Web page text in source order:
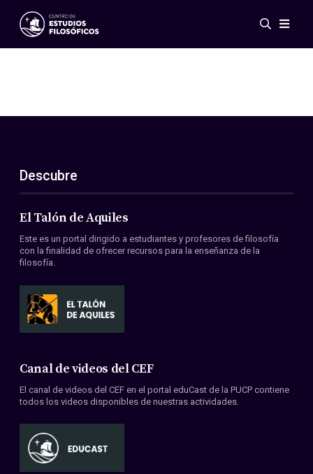
Eventos
ES
EN
Acerca de nosotros
Miembros
Convenios
Descubre
El Talón de Aquiles
Este es un portal dirigido a estudiantes y profesores de filosofía
con la finalidad de ofrecer recursos para la enseñanza de la
filosofía.
Canal de videos del CEF
El canal de videos del CEF en el portal eduCast de la PUCP contiene
todos los videos disponibles de nuestras actividades.